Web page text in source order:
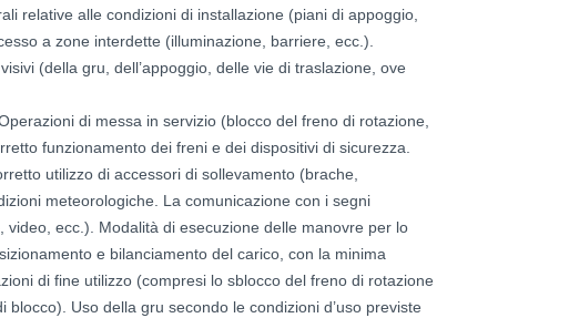
relative alle condizioni di installazione (piani di appoggio,
a zone interdette (illuminazione, barriere, ecc.).
(della gru, dell’appoggio, delle vie di traslazione, ove
di messa in servizio (blocco del freno di rotazione,
funzionamento dei freni e dei dispositivi di sicurezza.
utilizzo di accessori di sollevamento (brache,
meteorologiche. La comunicazione con i segni
ecc.). Modalità di esecuzione delle manovre per lo
e bilanciamento del carico, con la minima
di fine utilizzo (compresi lo sblocco del freno di rotazione
Uso della gru secondo le condizioni d’uso previste